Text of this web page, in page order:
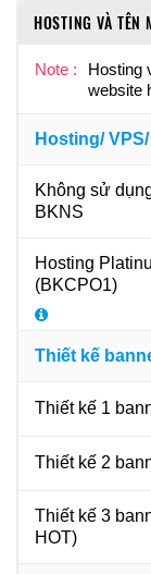
HOSTING VÀ TÊN
Note :
Hosting
website
Hosting/
Không sử
BKNS
Hosting
(BKCPO1)
Thiết kế
Thiết kế 1
Thiết kế 2
Thiết kế 3
HOT)